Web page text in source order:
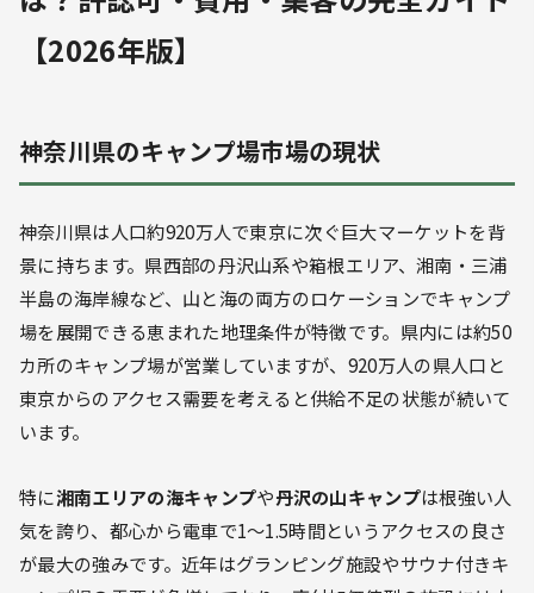
【2026年版】
神奈川県のキャンプ場市場の現状
神奈川県は人口約920万人で東京に次ぐ巨大マーケットを背
景に持ちます。県西部の丹沢山系や箱根エリア、湘南・三浦
半島の海岸線など、山と海の両方のロケーションでキャンプ
場を展開できる恵まれた地理条件が特徴です。県内には約50
カ所のキャンプ場が営業していますが、920万人の県人口と
東京からのアクセス需要を考えると供給不足の状態が続いて
います。
特に湘南エリアの海キャンプや丹沢の山キャンプは根強い人
気を誇り、都心から電車で1〜1.5時間というアクセスの良さ
が最大の強みです。近年はグランピング施設やサウナ付きキ